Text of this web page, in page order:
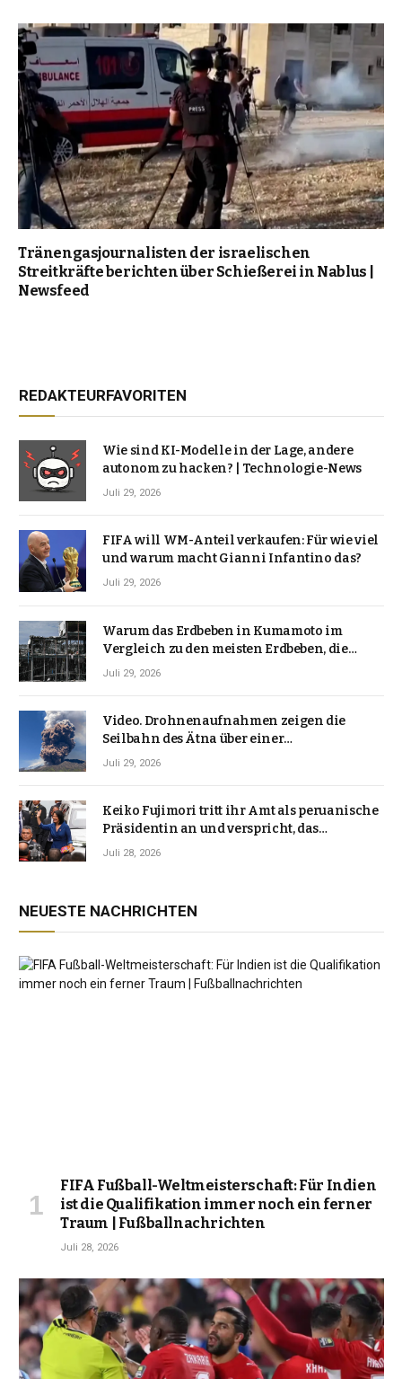
Tränengasjournalisten der israelischen
Streitkräfte berichten über Schießerei in Nablus |
Newsfeed
REDAKTEURFAVORITEN
Wie sind KI-Modelle in der Lage, andere
autonom zu hacken? | Technologie-News
Juli 29, 2026
FIFA will WM-Anteil verkaufen: Für wie viel
und warum macht Gianni Infantino das?
Juli 29, 2026
Warum das Erdbeben in Kumamoto im
Vergleich zu den meisten Erdbeben, die
Japan erschütterten, ungewöhnlich ist
Juli 29, 2026
Video. Drohnenaufnahmen zeigen die
Seilbahn des Ätna über einer
Vulkanlandschaft
Juli 29, 2026
Keiko Fujimori tritt ihr Amt als peruanische
Präsidentin an und verspricht, das
Jahrzehnt der Instabilität zu beenden
Juli 28, 2026
NEUESTE NACHRICHTEN
FIFA Fußball-Weltmeisterschaft: Für Indien
ist die Qualifikation immer noch ein ferner
Traum | Fußballnachrichten
Juli 28, 2026